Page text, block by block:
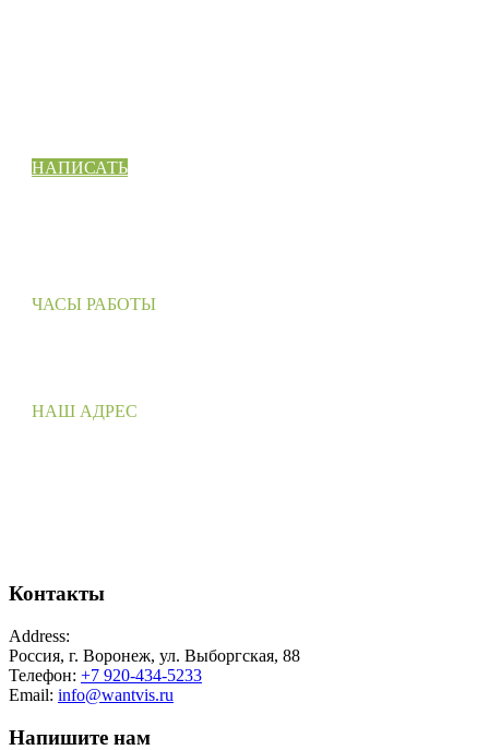
НАПИСАТЬ
ЧАСЫ РАБОТЫ
НАШ АДРЕС
Контакты
Address:
Россия, г. Воронеж, ул. Выборгская, 88
Телефон: +7 920-434-5233
Email: info@wantvis.ru
Напишите нам